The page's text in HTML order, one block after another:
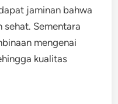
jaminan bahwa
sehat. Sementara
mengenai
kualitas